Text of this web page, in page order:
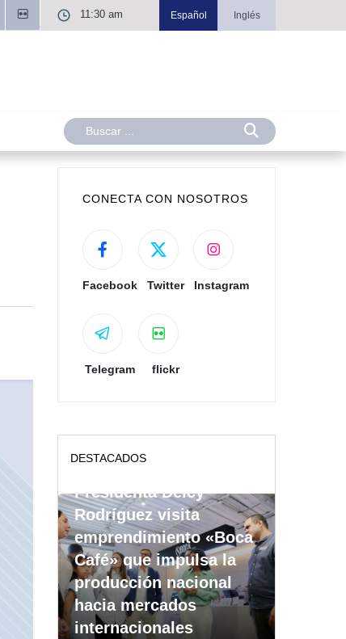
11:30 am Español Inglés
CONECTA CON NOSOTROS
Facebook Twitter Instagram
Telegram flickr
DESTACADOS
Presidenta Delcy
Rodríguez visita
emprendimiento «Boca
Café» que impulsa la
producción nacional
hacia mercados
internacionales